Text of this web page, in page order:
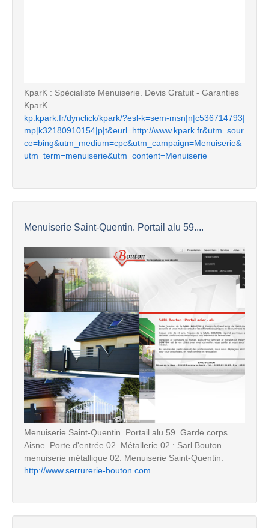
KparK : Spécialiste Menuiserie. Devis Gratuit - Garanties
KparK.
kp.kpark.fr/dynclick/kpark/?esl-k=sem-msn|n|c536714793|
mp|k32180910154|p|t&eurl=http://www.kpark.fr&utm_sour
ce=bing&utm_medium=cpc&utm_campaign=Menuiserie&
utm_term=menuiserie&utm_content=Menuiserie
Menuiserie Saint-Quentin. Portail alu 59....
Menuiserie Saint-Quentin. Portail alu 59. Garde corps
Aisne. Porte d'entrée 02. Métallerie 02 : Sarl Bouton
menuiserie métallique 02. Menuiserie Saint-Quentin.
http://www.serrurerie-bouton.com